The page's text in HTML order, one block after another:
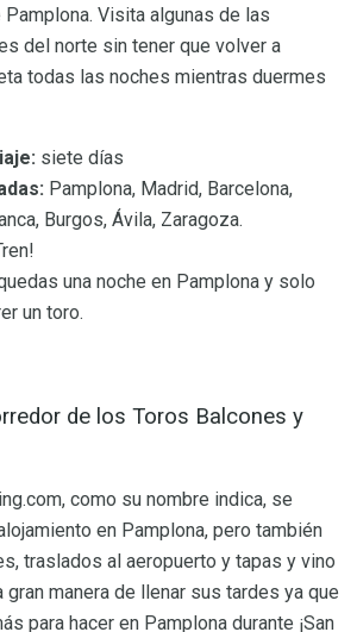
Visita algunas de las
del norte sin tener que volver a
todas las noches mientras duermes
siete días
Pamplona, ​​Madrid, Barcelona, ​​
Burgos, Ávila, Zaragoza.
una noche en Pamplona y solo
un toro.
de los Toros Balcones y
como su nombre indica, se
en Pamplona, ​​pero también
traslados al aeropuerto y tapas y vino
gran manera de llenar sus tardes ya que
para hacer en Pamplona durante ¡San